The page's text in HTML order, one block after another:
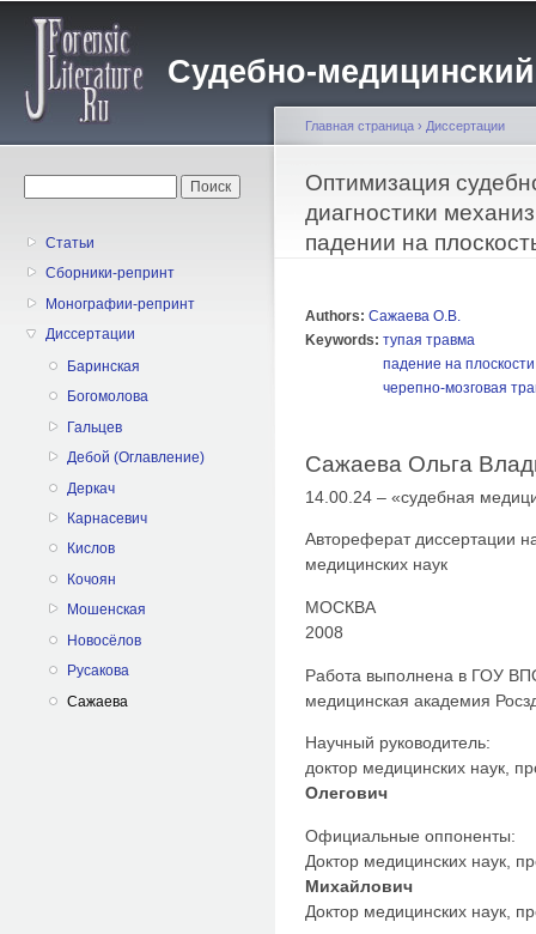
Судебно-
Статьи
Сборники-репринт
Монографии-репринт
Диссертации
Баринская
Богомолова
Гальцев
Дебой (Оглавление)
Деркач
Карнасевич
Кислов
Кочоян
Мошенская
Новосёлов
Русакова
Сажаева
Вы здесь
Главная страница › Диссертации
Оптимизация
диагностики
падении на
Authors: Сажаева О.В.
Keywords: тупая травма
падение на плоскости
черепно-мозговая
Сажаева Ольга
14.00.24 – «судебная
Автореферат диссертации
медицинских наук
МОСКВА
2008
Работа выполнена в ГОУ
медицинская академия
Научный руководитель:
доктор медицинских наук,
Олегович
Официальные оппоненты:
Доктор медицинских наук,
Михайлович
Доктор медицинских наук,